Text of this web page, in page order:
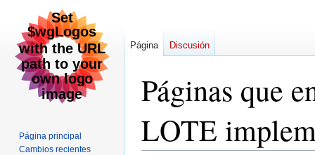
Páginas que
LOTE
Página Discusión
Página principal
Cambios recientes